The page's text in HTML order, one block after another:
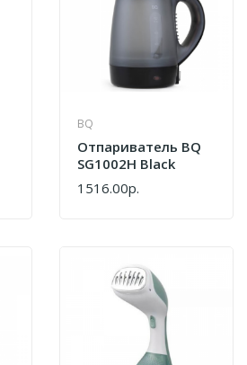
BQ
Отпариватель BQ
SG1002H Black
1516.00р.